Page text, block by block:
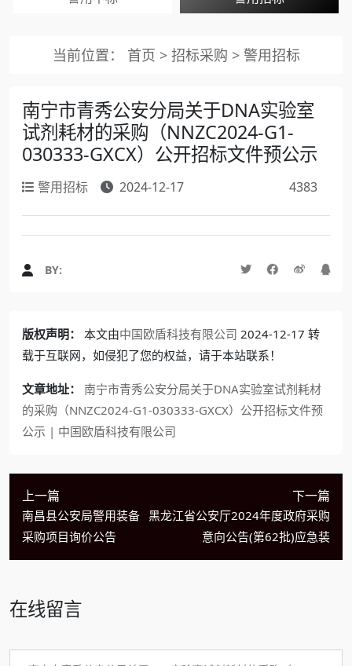
当前位置： 首页 > 招标采购 > 警用招标
南宁市青秀公安分局关于DNA实验室
试剂耗材的采购（NNZC2024-G1-
030333-GXCX）公开招标文件预公示
警用招标 2024-12-17 4383
BY:
版权声明： 本文由中国欧盾科技有限公司 2024-12-17 转
载于互联网，如侵犯了您的权益，请于本站联系！
文章地址：
南宁市青秀公安分局关于DNA实验室试剂耗材
的采购（NNZC2024-G1-030333-GXCX）公开招标文件预
公示 | 中国欧盾科技有限公司
上一篇
南昌县公安局警用装备
采购项目询价公告
下一篇
黑龙江省公安厅2024年度政府采购
意向公告(第62批)应急装
在线留言